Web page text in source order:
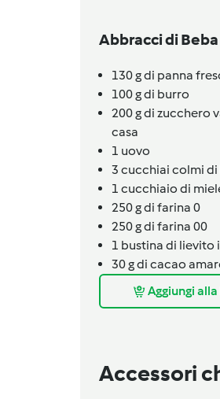
Abbracci di Beba
130gdi panna
100gdi burro
200gdi zucchero
casa
1 uovo
3 cucchiai colmi di
1 cucchiaio di
250gdi farina 0
250gdi farina 00
1 bustina di lievito
30gdi cacao
Aggiungi
Accessori